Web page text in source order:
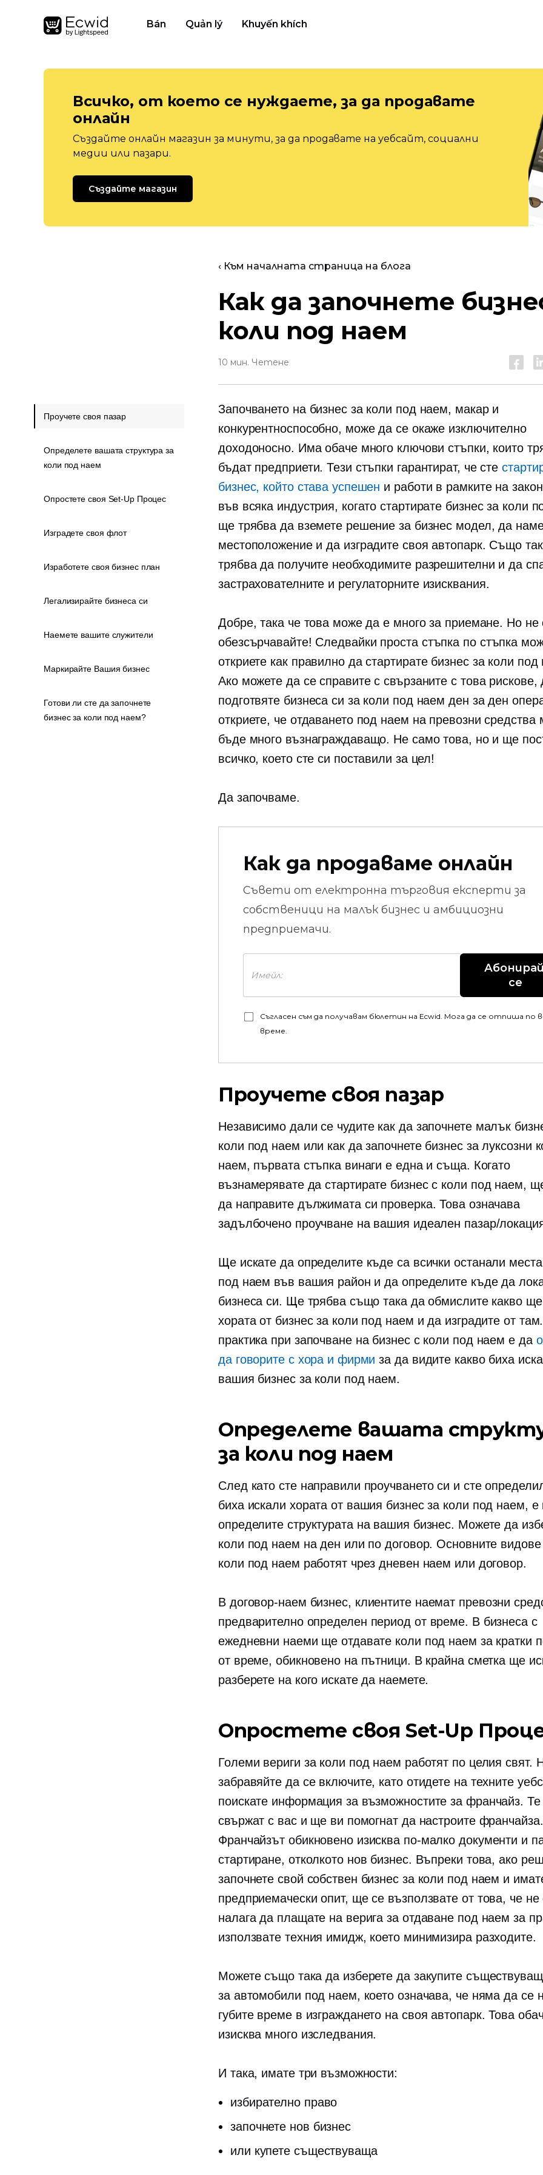
Bán Quản lý Khuyến khích
Всичко, от което се нуждаете, за да продавате
онлайн
Създайте онлайн магазин за минути, за да продавате на уебсайт, социални
медии или пазари.
Създайте магазин
‹ Към началната страница на блога
Как да започнете
коли под наем
10 мин. Четене
Започването на бизнес за коли под наем, макар и
конкурентноспособно, може да се окаже изключително
доходоносно. Има обаче много ключови стъпки, които
бъдат предприети. Тези стъпки гарантират, че сте
бизнес, който става успешен и работи в рамките на
във всяка индустрия, когато стартирате бизнес за коли
ще трябва да вземете решение за бизнес модел, да
местоположение и да изградите своя автопарк. Също
трябва да получите необходимите разрешителни и да
застрахователните и регулаторните изисквания.
Добре, така че това може да е много за приемане. Но не
обезсърчавайте! Следвайки проста стъпка по стъпка
откриете как правилно да стартирате бизнес за коли под
Ако можете да се справите с свързаните с това рискове,
подготвяте бизнеса си за коли под наемден за ден
откриете, че отдаването под наем на превозни
бъде много възнаграждаващо. Не само това, но и ще
всичко, което сте си поставили за цел!
Да започваме.
Как да продаваме онлайн
Съвети от електронна търговия експерти за
собственици на малък бизнес и амбициозни
предприемачи.
Абонирай
се
Съгласен съм да получавам бюлетин на Ecwid. Мога да се отпиша по
време.
Проучете своя пазар
Независимо дали се чудите как да започнете малък
коли под наем или как да започнете бизнес за луксозни
наем, първата стъпка винаги е една и съща. Когато
възнамерявате да стартирате бизнес с коли под наем,
да направите дължимата си проверка. Това означава
задълбочено проучване на вашия идеален пазар/
Ще искате да определите къде са всички останали
под наем във вашия район и да определите къде да
бизнеса си. Ще трябва също така да обмислите какво ще
хората от бизнес за коли под наем и да изградите от
практика при започване на бизнес с коли под наем е да
да говорите с хора и фирми за да видите какво биха
вашия бизнес за коли под наем.
Определете вашата
за коли под наем
След като сте направили проучването си и сте
биха искали хората от вашия бизнес за коли под наем,
определите структурата на вашия бизнес. Можете да
коли под наем на ден или по договор. Основните видове
коли под наем работят чрез дневен наем или договор.
В договор-наем бизнес, клиентите наемат превозни
предварително определен период от време. В бизнеса с
ежедневни наеми ще отдавате коли под наем за кратки
от време, обикновено на пътници. В крайна сметка ще
разберете на кого искате да наемете.
Опростете свояSet-Up
Големи вериги за коли под наем работят по целия свят.
забравяйте да се включите, като отидете на техните
поискате информация за възможностите за франчайз.
свържат с вас и ще ви помогнат да настроите франчайза.
Франчайзът обикновено изисква по-малко документи и
стартиране, отколкото нов бизнес. Въпреки това, ако
започнете свой собствен бизнес за коли под наем и
предприемачески опит, ще се възползвате от това, че не
налага да плащате на верига за отдаване под наем за
използвате техния имидж, което минимизира разходите.
Можете също така да изберете да закупите
за автомобили под наем, което означава, че няма да се
губите време в изграждането на своя автопарк. Това
изисква много изследвания.
И така, имате три възможности:
избирателно право
започнете нов бизнес
или купете съществуваща
Проучете своя пазар
Определете вашата структура за
коли под наем
Опростете своя Set-Up Процес
Изградете своя флот
Изработете своя бизнес план
Легализирайте бизнеса си
Наемете вашите служители
Маркирайте Вашия бизнес
Готови ли сте да започнете
бизнес за коли под наем?